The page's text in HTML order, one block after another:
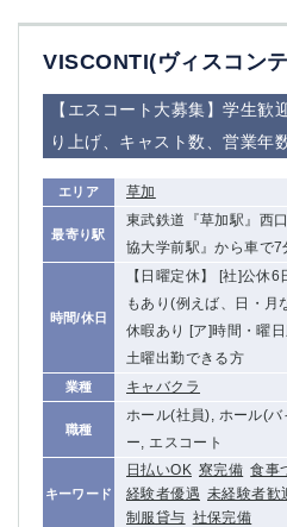
VISCONTI(ヴィスコン
【エスコート大募集】学生
り上げ、キャスト数、営業年
エリア 草加
最寄り駅
東武鉄道『草加駅』西
協大学前駅』から車で7
時間/休日
【日曜定休】 [社]公休
もあり(例えば、日・月
休暇あり [ア]時間・曜
土曜出勤できる方
業種 キャバクラ
職種
ホール(社員), ホール(
ー, エスコート
キーワード
日払いOK 寮完備 食事
経験者優遇 未経験者歓
制服貸与 社保完備